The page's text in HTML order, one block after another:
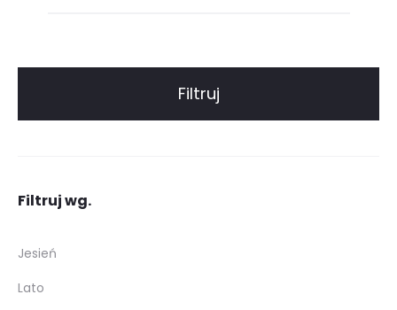
Filtruj
Filtruj wg.
Jesień
Lato